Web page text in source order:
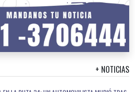
+ NOTICIAS